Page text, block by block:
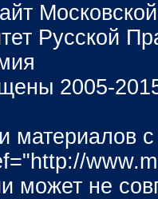
Русской
2005-
материалов
может не